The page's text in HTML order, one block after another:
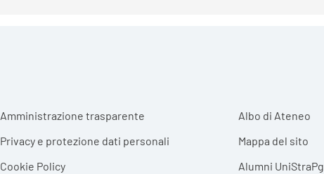
Footer menu
Amministrazione trasparente
Privacy e protezione dati personali
Cookie Policy
Albo di Ateneo
Mappa del sito
Alumni UniStraPg